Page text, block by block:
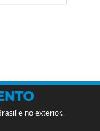
e no exterior.